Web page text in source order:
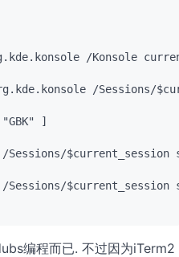
/Konsole
/Sessions/
]
Sessions/$current_session
Sessions/$current_session
编程而已. 不过因为iTerm2